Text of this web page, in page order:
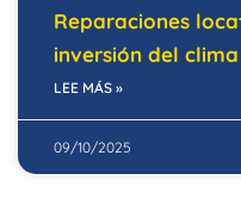
Reparaciones
inversión del clima
LEE MÁS »
09/10/2025